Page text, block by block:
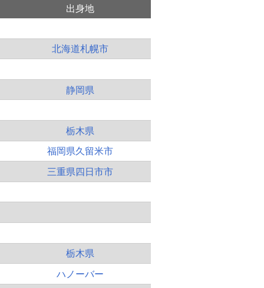
出身地
北海道札幌市
静岡県
栃木県
福岡県久留米市
三重県四日市市
栃木県
ハノーバー